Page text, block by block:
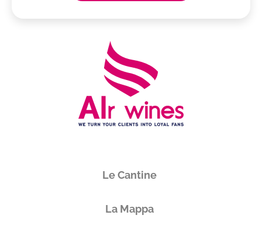
Le Cantine
La Mappa